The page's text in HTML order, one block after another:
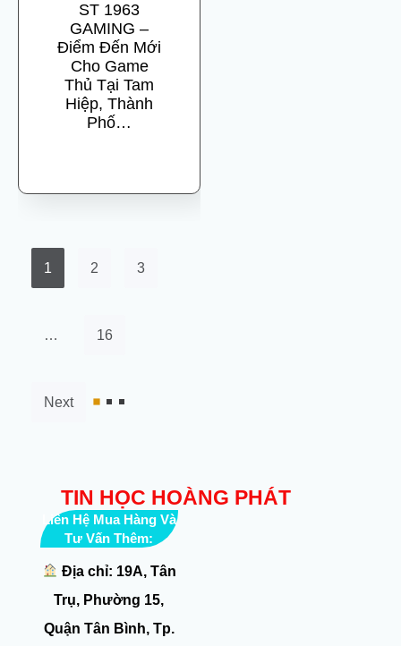
ST 1963
GAMING –
Điểm Đến Mới
Cho Game
Thủ Tại Tam
Hiệp, Thành
Phố…
1 2 3
… 16
Next
TIN HỌC HOÀNG PHÁT
Liên Hệ Mua Hàng Và
Tư Vấn Thêm:
Địa chỉ: 19A, Tân
Trụ, Phường 15,
Quận Tân Bình, Tp.